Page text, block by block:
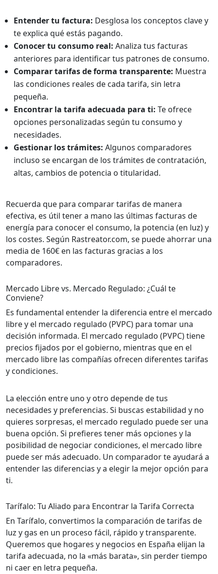
Entender tu factura: Desglosa los conceptos clave y
te explica qué estás pagando.
Conocer tu consumo real: Analiza tus facturas
anteriores para identificar tus patrones de consumo.
Comparar tarifas de forma transparente: Muestra
las condiciones reales de cada tarifa, sin letra
pequeña.
Encontrar la tarifa adecuada para ti: Te ofrece
opciones personalizadas según tu consumo y
necesidades.
Gestionar los trámites: Algunos comparadores
incluso se encargan de los trámites de contratación,
altas, cambios de potencia o titularidad.
Recuerda que para comparar tarifas de manera
efectiva, es útil tener a mano las últimas facturas de
energía para conocer el consumo, la potencia (en luz) y
los costes. Según Rastreator.com, se puede ahorrar una
media de 160€ en las facturas gracias a los
comparadores.
Mercado Libre vs. Mercado Regulado: ¿Cuál te
Conviene?
Es fundamental entender la diferencia entre el mercado
libre y el mercado regulado (PVPC) para tomar una
decisión informada. El mercado regulado (PVPC) tiene
precios fijados por el gobierno, mientras que en el
mercado libre las compañías ofrecen diferentes tarifas
y condiciones.
La elección entre uno y otro depende de tus
necesidades y preferencias. Si buscas estabilidad y no
quieres sorpresas, el mercado regulado puede ser una
buena opción. Si prefieres tener más opciones y la
posibilidad de negociar condiciones, el mercado libre
puede ser más adecuado. Un comparador te ayudará a
entender las diferencias y a elegir la mejor opción para
ti.
Tarífalo: Tu Aliado para Encontrar la Tarifa Correcta
En Tarífalo, convertimos la comparación de tarifas de
luz y gas en un proceso fácil, rápido y transparente.
Queremos que hogares y negocios en España elijan la
tarifa adecuada, no la «más barata», sin perder tiempo
ni caer en letra pequeña.